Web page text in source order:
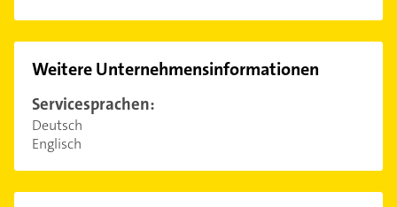
Weitere Unternehmensinformationen
Servicesprachen:
Deutsch
Englisch